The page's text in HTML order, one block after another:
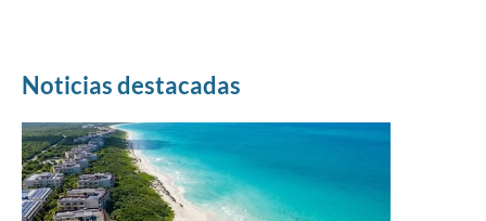
Noticias destacadas